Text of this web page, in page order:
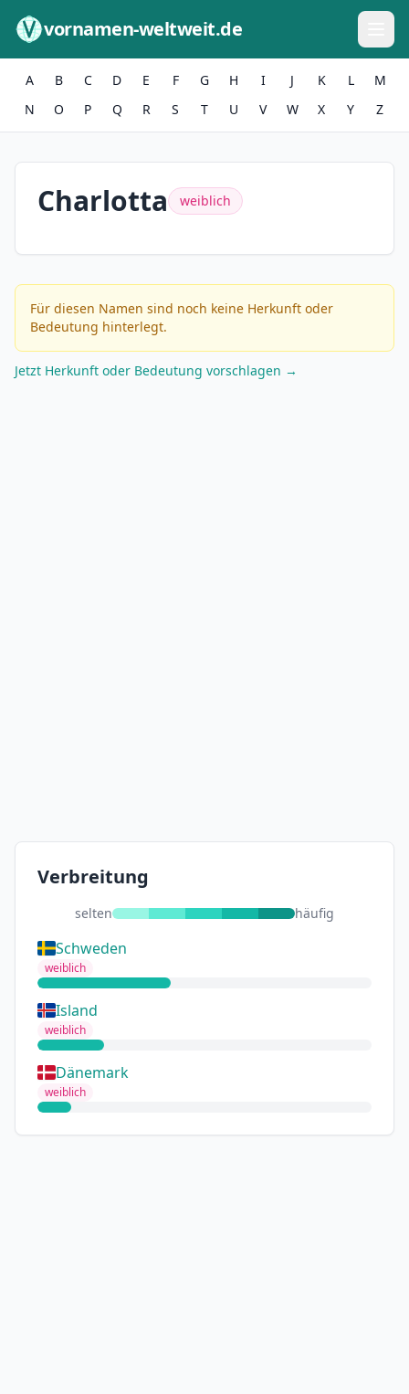
vornamen-weltweit.de
A B C D E F G H I J K L
M
N
O P Q R S T U V W X Y Z
Charlotta weiblich
Für diesen Namen sind noch keine Herkunft oder
Bedeutung hinterlegt.
Jetzt Herkunft oder Bedeutung vorschlagen →
Verbreitung
selten häufig
Schweden
weiblich
Island
weiblich
Dänemark
weiblich